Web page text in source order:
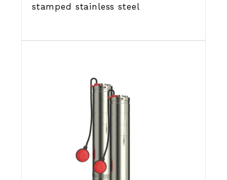
stamped stainless steel